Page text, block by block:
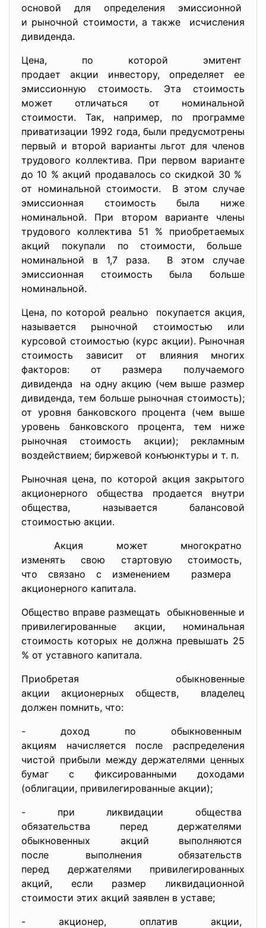
основой для определения эмиссионной
и рыночной стоимости, а также исчисления
дивиденда.
Цена, по которой эмитент
продает акции инвестору, определяет ее
эмиссионную стоимость. Эта стоимость
может отличаться от номинальной
стоимости. Так, например, по программе
приватизации 1992 года, были предусмотрены
первый и второй варианты льгот для членов
трудового коллектива. При первом варианте
до 10 % акций продавалось со скидкой 30 %
от номинальной стоимости. В этом случае
эмиссионная стоимость была ниже
номинальной. При втором варианте члены
трудового коллектива 51 % приобретаемых
акций покупали по стоимости, больше
номинальной в 1,7 раза. В этом случае
эмиссионная стоимость была больше
номинальной.
Цена, по которой реально покупается акция,
называется рыночной стоимостью или
курсовой стоимостью (курс акции). Рыночная
стоимость зависит от влияния многих
факторов: от размера получаемого
дивиденда на одну акцию (чем выше размер
дивиденда, тем больше рыночная стоимость);
от уровня банковского процента (чем выше
уровень банковского процента, тем ниже
рыночная стоимость акции); рекламным
воздействием; биржевой конъюнктуры и т. п.
Рыночная цена, по которой акция закрытого
акционерного общества продается внутри
общества, называется балансовой
стоимостью акции.
Акция может многократно
изменять свою стартовую стоимость,
что связано с изменением размера
акционерного капитала.
Общество вправе размещать обыкновенные и
привилегированные акции, номинальная
стоимость которых не должна превышать 25
% от уставного капитала.
Приобретая обыкновенные
акции акционерных обществ, владелец
должен помнить, что:
- доход по обыкновенным
акциям начисляется после распределения
чистой прибыли между держателями ценных
бумаг с фиксированными доходами
(облигации, привилегированные акции);
- при ликвидации общества
обязательства перед держателями
обыкновенных акций выполняются
после выполнения обязательств
перед держателями привилегированных
акций, если размер ликвидационной
стоимости этих акций заявлен в уставе;
- акционер, оплатив акции,